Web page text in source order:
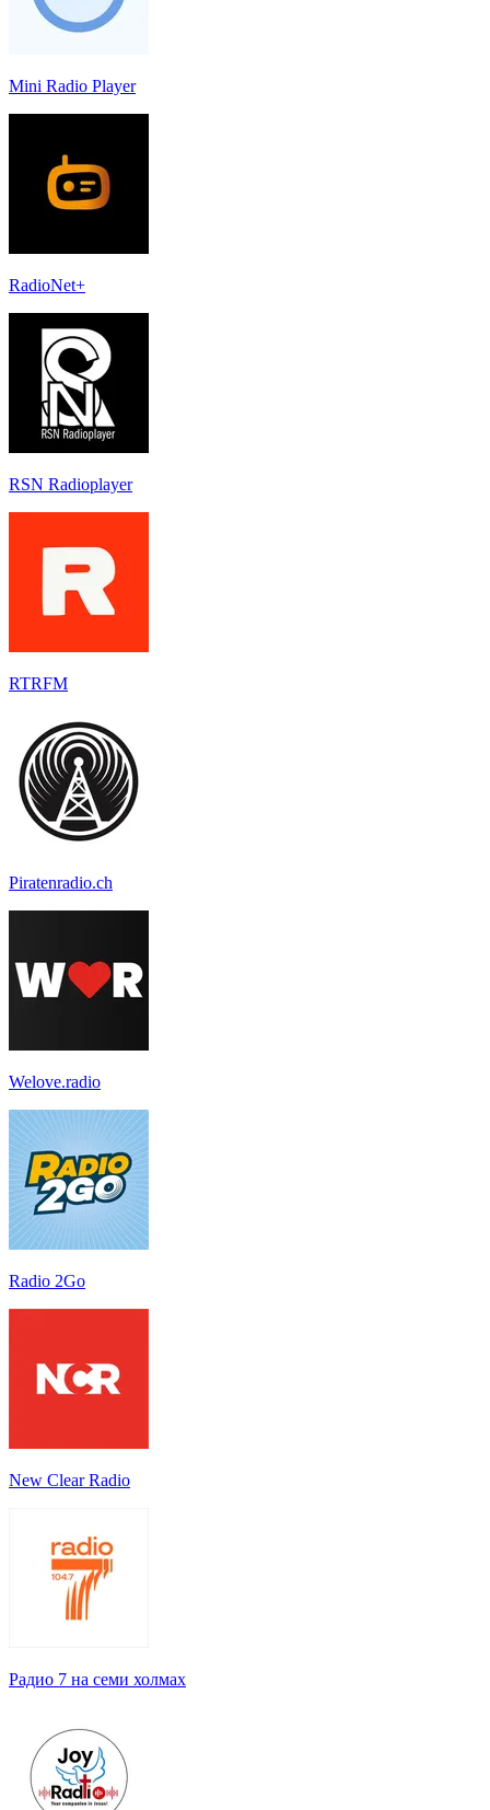
Mini Radio Player
RadioNet+
RSN Radioplayer
RTRFM
Piratenradio.ch
Welove.radio
Radio 2Go
New Clear Radio
Радио 7 на семи холмах